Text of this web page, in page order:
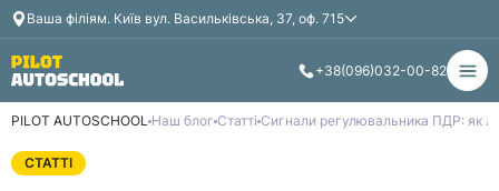
Ваша філіям. Київ вул. Васильківська, 37, оф. 715
+38(096)032-00-82
PILOT AUTOSCHOOL Наш блог Статті Сигнали регулювальника ПДР: як
СТАТТІ